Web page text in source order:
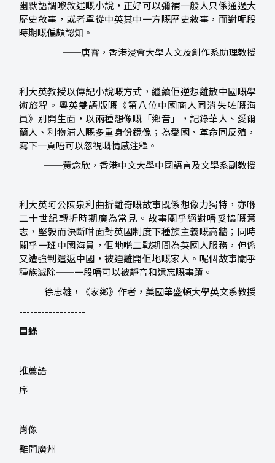
幽默語調嚟敘述嘅小說，正好可以彌補一般人只係通過大
歷史敘事，或者單從中英其中一方嘅歷史敘事，而對呢段
時期嘅偏頗認知。
──唐睿，香港浸會大學人文及創作系助理教授
利大英教授以傳記小說嘅方式，繼續佢逆想離散中國嘅學
術旅程。粵英雙語版嘅《第八位中國商人同消失咗嘅海
員》別開生面，以兩種想像嘅「鄉音」，記錄華人、愛爾
蘭人、利物浦人嘅多重身份鏡像；為愛國、革命同反殖，
寫下一頁唔可以忽視嘅情感注釋。
──黃念欣，香港中文大學中國語言及文學系副教授
利大英阿公陳泉利曲折離奇嘅故事既係想像力獨特，亦喺
二十世紀轉折時期廣為常見。故事關乎絕對唔妥協嘅意
志，堅毅而決斷咁面對英國制度下種族主義嘅高牆；同時
關乎一班中國海員，佢地喺二戰期間為英國人服務，但係
又遭強制遣返中國，被迫離開佢地嘅家人。呢個故事關乎
種族滅除──一段唔可以被靜音和遺忘嘅事蹟。
──徐忠雄，《家鄉》作者，美國華盛頓大學英文系教授
------------------
目錄
推薦語
序
肖像
離開廣州